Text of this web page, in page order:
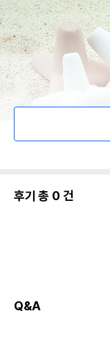
후기 총 0 건
Q&A